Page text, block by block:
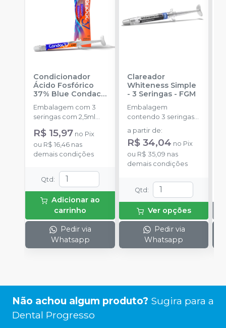
Condicionador
Ácido Fosfórico
37% Blue Condac-
FGM
Embalagem com 3
seringas com 2,5ml
cada uma e 3
ponteiras para
aplicação.
R$ 15,97 no Pix
ou R$ 16,46 nas
demais condições
Qtd :
Adicionar ao
carrinho
Pedir via
Whatsapp
Clareador
Whiteness Simple
- 3 Seringas- FGM
Embalagem
contendo 3 seringas
com 3g de gel cada
uma.
a partir de:
R$ 34,04 no Pix
ou R$ 35,09 nas
demais condições
Qtd :
Ver opções
Pedir via
Whatsapp
Não achou algum produto? Sugira para a
Dental Progresso